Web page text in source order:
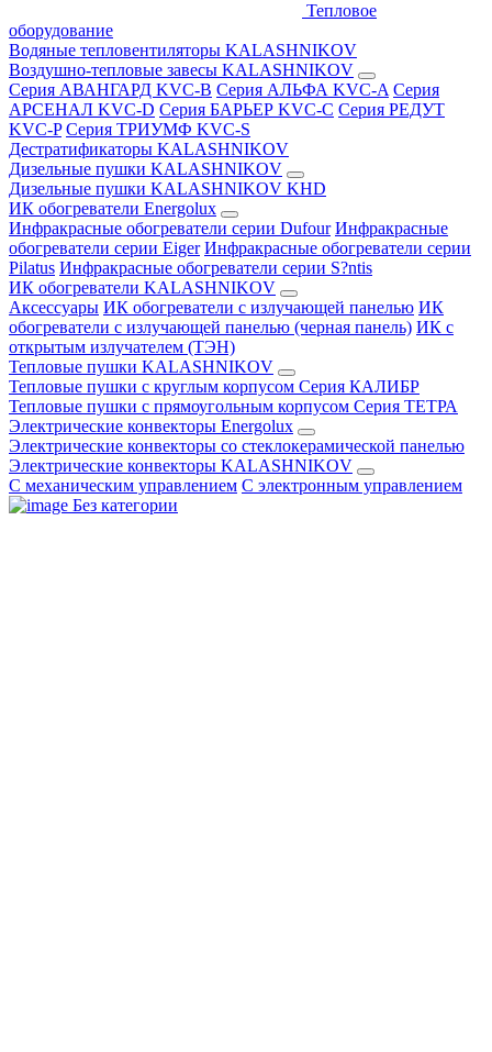
Тепловое
оборудование
Водяные тепловентиляторы KALASHNIKOV
Воздушно-тепловые завесы KALASHNIKOV
Серия АВАНГАРД KVC-B Серия АЛЬФА KVC-A Серия
АРСЕНАЛ KVC-D Серия БАРЬЕР KVC-C Серия РЕДУТ
KVC-P Серия ТРИУМФ KVC-S
Дестратификаторы KALASHNIKOV
Дизельные пушки KALASHNIKOV
Дизельные пушки KALASHNIKOV KHD
ИК обогреватели Energolux
Инфракрасные обогреватели серии Dufour Инфракрасные
обогреватели серии Eiger Инфракрасные обогреватели серии
Pilatus Инфракрасные обогреватели серии S?ntis
ИК обогреватели KALASHNIKOV
Аксессуары ИК обогреватели с излучающей панелью ИК
обогреватели с излучающей панелью (черная панель) ИК с
открытым излучателем (ТЭН)
Тепловые пушки KALASHNIKOV
Тепловые пушки с круглым корпусом Серия КАЛИБР
Тепловые пушки с прямоугольным корпусом Серия ТЕТРА
Электрические конвекторы Energolux
Электрические конвекторы со стеклокерамической панелью
Электрические конвекторы KALASHNIKOV
С механическим управлением С электронным управлением
Без категории